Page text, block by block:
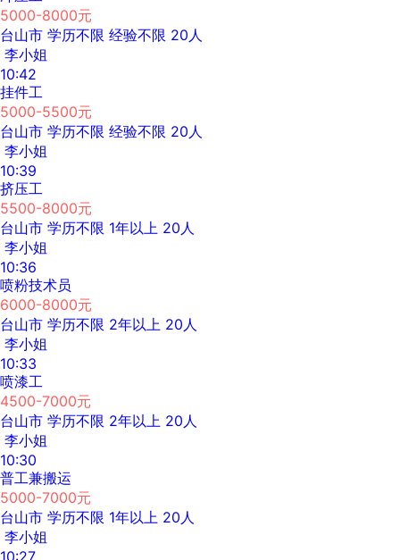
5000-8000元
台山市 学历不限 经验不限 20人
李小姐
10:42
挂件工
5000-5500元
台山市 学历不限 经验不限 20人
李小姐
10:39
挤压工
5500-8000元
台山市 学历不限 1年以上 20人
李小姐
10:36
喷粉技术员
6000-8000元
台山市 学历不限 2年以上 20人
李小姐
10:33
喷漆工
4500-7000元
台山市 学历不限 2年以上 20人
李小姐
10:30
普工兼搬运
5000-7000元
台山市 学历不限 1年以上 20人
李小姐
10:27